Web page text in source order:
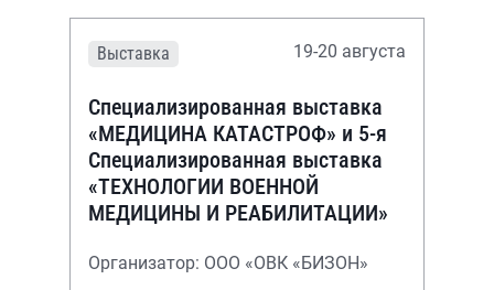
Выставка 19-20 августа
Специализированная выставка
«МЕДИЦИНА КАТАСТРОФ» и 5-я
Специализированная выставка
«ТЕХНОЛОГИИ ВОЕННОЙ
МЕДИЦИНЫ И РЕАБИЛИТАЦИИ»
Организатор: ООО «ОВК «БИЗОН»